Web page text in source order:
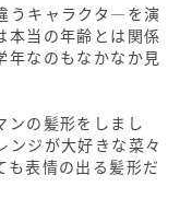
うキャラクタ―を演
本当の年齢とは関係
年なのもなかなか見
ンの髪形をしまし
ンジが大好きな菜々
も表情の出る髪形だ